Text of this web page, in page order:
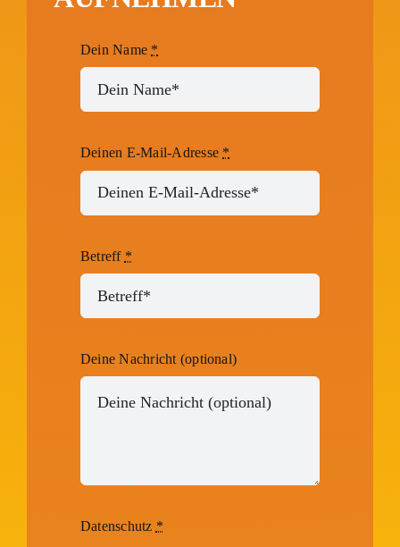
Dein Name *
Deinen E-Mail-Adresse *
Betreff *
Deine Nachricht (optional)
Datenschutz *